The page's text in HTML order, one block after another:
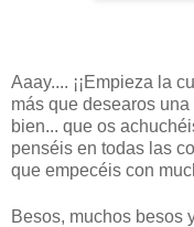
Aaay.... ¡¡Empieza la
más que desearos
bien... que os
penséis en todas las
que empecéis con
Besos, muchos besos